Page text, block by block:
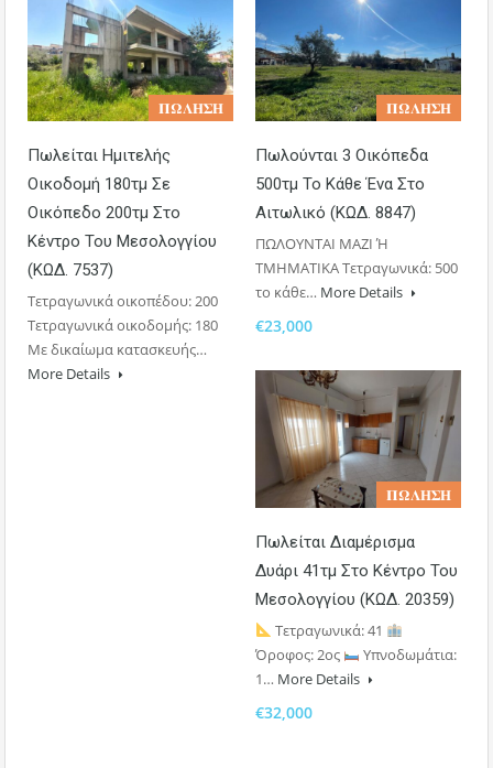
𝚷𝛀𝚲𝚮𝚺𝚮
Πωλείται Ημιτελής
Οικοδομή 180τμ Σε
Οικόπεδο 200τμ Στο
Κέντρο Του Μεσολογγίου
(ΚΩΔ. 7537)
Τετραγωνικά οικοπέδου: 200
Τετραγωνικά οικοδομής: 180
Με δικαίωμα κατασκευής…
More Details
𝚷𝛀𝚲𝚮𝚺𝚮
Πωλούνται 3 Οικόπεδα
500τμ Το Κάθε Ένα Στο
Αιτωλικό (ΚΩΔ. 8847)
ΠΩΛΟΥΝΤΑΙ ΜΑΖΙ Ή
ΤΜΗΜΑΤΙΚΑ Τετραγωνικά: 500
το κάθε… More Details
€23,000
𝚷𝛀𝚲𝚮𝚺𝚮
Πωλείται Διαμέρισμα
Δυάρι 41τμ Στο Κέντρο Του
Μεσολογγίου (ΚΩΔ. 20359)
Τετραγωνικά: 41
Όροφος: 2ος
Υπνοδωμάτια:
1… More Details
€32,000